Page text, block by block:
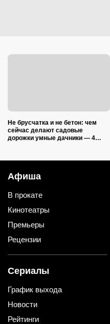
Не брусчатка и не бетон: чем
сейчас делают садовые
дорожки умные дачники — 4
Афиша
В прокате
Кинотеатры
Премьеры
Рецензии
Сериалы
График выхода
Новости
Рейтинги